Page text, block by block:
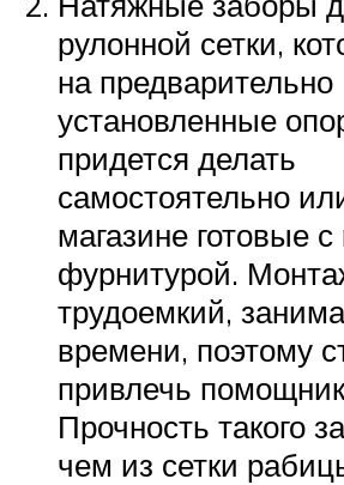
рулонной сетки,
на предварительно
установленные
придется делать
самостоятельно
магазине готовые
фурнитурой.
трудоемкий,
времени, поэтому
привлечь
Прочность такого
чем из сетки